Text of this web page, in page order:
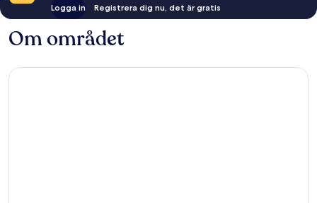
Logga in Registrera dig nu, det är gratis
Om området